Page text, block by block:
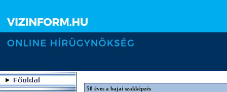
50 éves a bajai szakképzés